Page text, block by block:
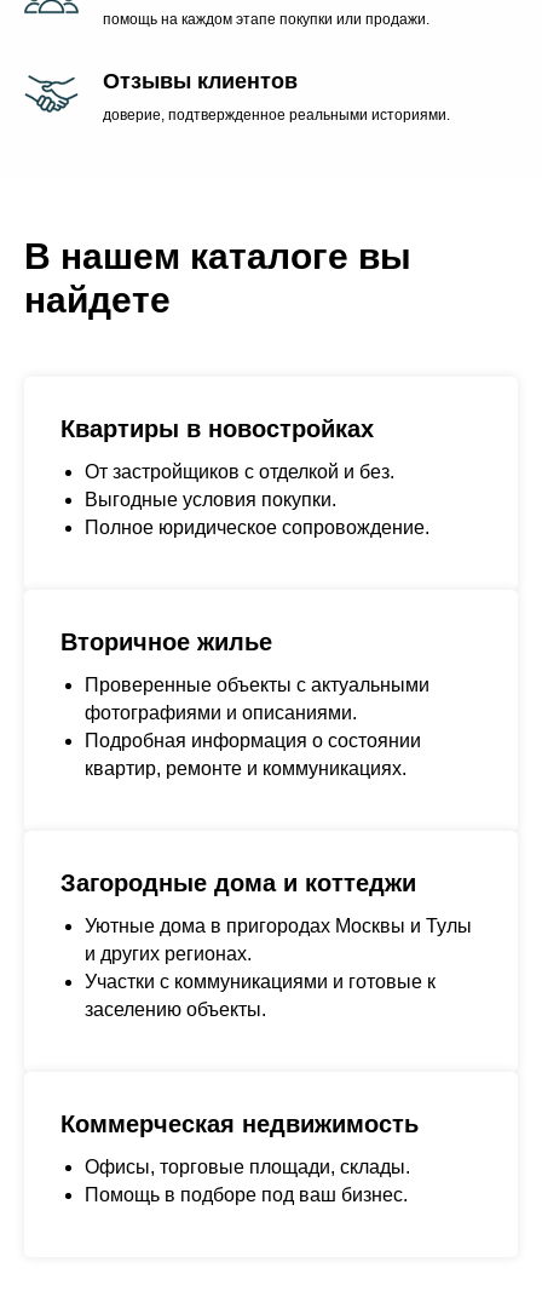
помощь на каждом этапе покупки или продажи.
Отзывы клиентов
доверие, подтвержденное реальными историями.
В нашем каталоге вы
найдете
Квартиры в новостройках
От застройщиков с отделкой и без.
Выгодные условия покупки.
Полное юридическое сопровождение.
Вторичное жилье
Проверенные объекты с актуальными
фотографиями и описаниями.
Подробная информация о состоянии
квартир, ремонте и коммуникациях.
Загородные дома и коттеджи
Уютные дома в пригородах Москвы и Тулы
и других регионах.
Участки с коммуникациями и готовые к
заселению объекты.
Коммерческая недвижимость
Офисы, торговые площади, склады.
Помощь в подборе под ваш бизнес.